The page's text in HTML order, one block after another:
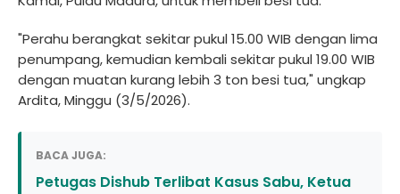
"Perahu berangkat sekitar pukul 15.00 WIB dengan lima
penumpang, kemudian kembali sekitar pukul 19.00 WIB
dengan muatan kurang lebih 3 ton besi tua," ungkap
Ardita, Minggu (3/5/2026).
BACA JUGA:
Petugas Dishub Terlibat Kasus Sabu, Ketua